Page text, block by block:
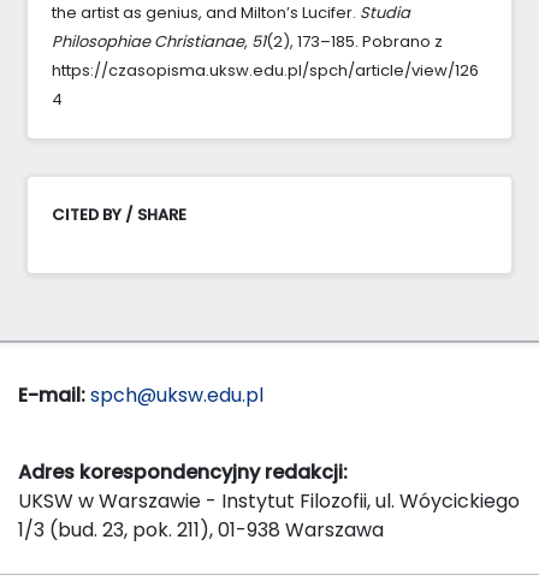
the artist as genius, and Milton’s Lucifer. Studia
Philosophiae Christianae, 51(2), 173–185. Pobrano z
https://czasopisma.uksw.edu.pl/spch/article/view/126
4
CITED BY / SHARE
E-mail:spch@uksw.edu.pl
Adres korespondencyjny redakcji:
UKSW w Warszawie - Instytut Filozofii, ul. Wóycickiego
1/3 (bud. 23, pok. 211), 01-938 Warszawa